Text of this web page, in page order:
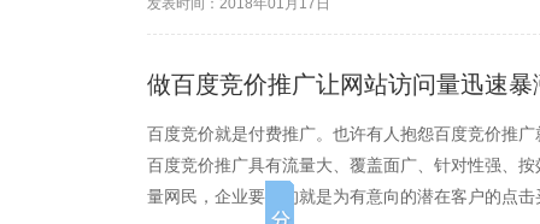
发表时间：2018年01月17日
做百度竞价推广让网站访问量迅速暴
百度竞价就是付费推广。也许有人抱怨百度竞价推
百度竞价推广具有流量大、覆盖面广、针对性强、
量网民，企业要做的就是为有意向的潜在客户的点